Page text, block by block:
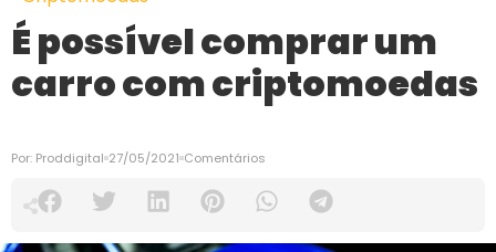
É possível comprar um
carro com criptomoedas
Por: Proddigital 27/05/2021 Comentários